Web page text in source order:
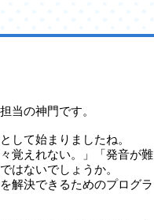
当の神門です。
して始まりましたね。
覚えれない。」「発音が難
はないでしょうか。
解決できるためのプログラ